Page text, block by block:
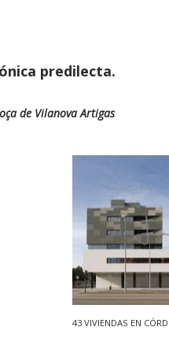
predilecta.
de Vilanova Artigas
43 VIVIENDAS EN